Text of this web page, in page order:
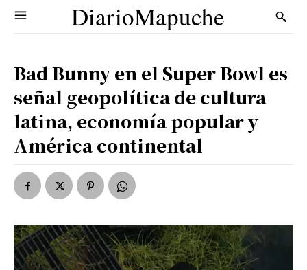
DiarioMapuche
Bad Bunny en el Super Bowl es
señal geopolítica de cultura
latina, economía popular y
América continental